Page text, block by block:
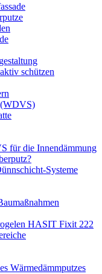
schützen
(WDVS)
für die Innendämmung
Systeme
HASIT Fixit 222
Wärmedämmputzes